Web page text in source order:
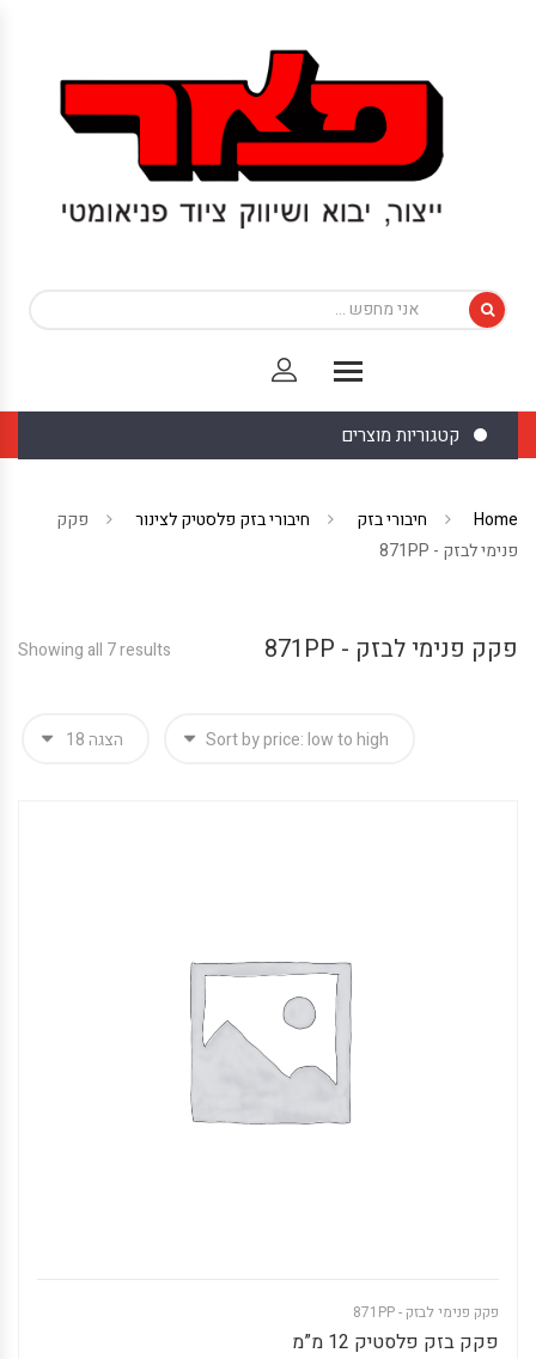
קטגוריות מוצרים
Home חיבורי בזק חיבורי בזק פלסטיק לצינור
פקק
פנימי לבזק - 871PP
פקק פנימי לבזק - 871PP Showing all 7 results
פקק פנימי לבזק - 871PP
פקק בזק פלסטיק 12 מ”מ